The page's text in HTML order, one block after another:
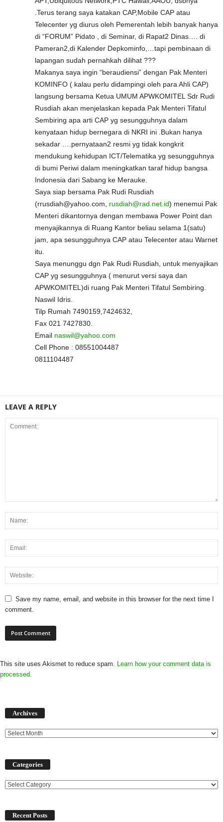
.Terus terang saya katakan CAP,Mobile CAP atau
Telecenter yg diurus oleh Pemerentah lebih banyak hanya
di “FORUM” Pidato , di Seminar, di Rapat2 Dinas…. di
Pameran2,di Kalender Depkominfo,…tapi pembinaan di
lapangan sudah pernahkah dilihat ???
Makanya saya ingin “beraudiensi” dengan Pak Menteri
KOMINFO ( kalau perlu didampingi oleh para Ahli CAP)
langsung bersama Ketua UMUM APWKOMITEL Sdr Rudi
Rusdiah akan menjelaskan kepada Pak Menteri Tifatul
Sembiring apa arti CAP yg sesungguhnya dalam
kenyataan hidup bernegara di NKRI ini .Bukan hanya
sekadar ….pernyataan2 resmi yg tidak kongkrit
mendukung kehidupan ICT/Telematika yg sesungguhnya
di bumi Periwi dalam meningkatkan taraf hidup bangsa
Indonesia dari Sabang ke Merauke.
Saya siap bersama Pak Rudi Rusdiah
(rrusdiah@yahoo.com, rusdiah@rad.net.id) menemui Pak
Menteri dikantornya dengan membawa Power Point dan
menyajikannya di Ruang Kantor beliau selama 1(satu)
jam, apa sesungguhnya CAP atau Telecenter atau Warnet
itu.
Saya menunggu dgn Pak Rudi Rusdiah, untuk menyajikan
CAP yg sesungguhnya ( menurut versi saya dan
APWKOMITEL)di ruang Pak Menteri Tifatul Sembiring.
Naswil Idris.
Tilp Rumah 7490159,7424632,
Fax 021 7427830.
Email naswil@yahoo.com
Cell Phone : 08551004487
0811104487
LEAVE A REPLY
Save my name, email, and website in this browser for the next time I
comment.
This site uses Akismet to reduce spam. Learn how your comment data is
processed.
Archives
Categories
Categories
Recent Posts